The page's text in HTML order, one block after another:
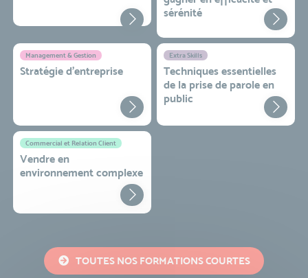
sérénité
Management & Gestion
Stratégie d’entreprise
Extra Skills
Techniques essentielles
de la prise de parole en
public
Commercial et Relation Client
Vendre en
environnement complexe
TOUTES NOS FORMATIONS COURTES